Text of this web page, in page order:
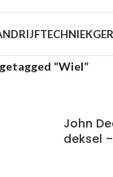
“Wiel”
John
deksel